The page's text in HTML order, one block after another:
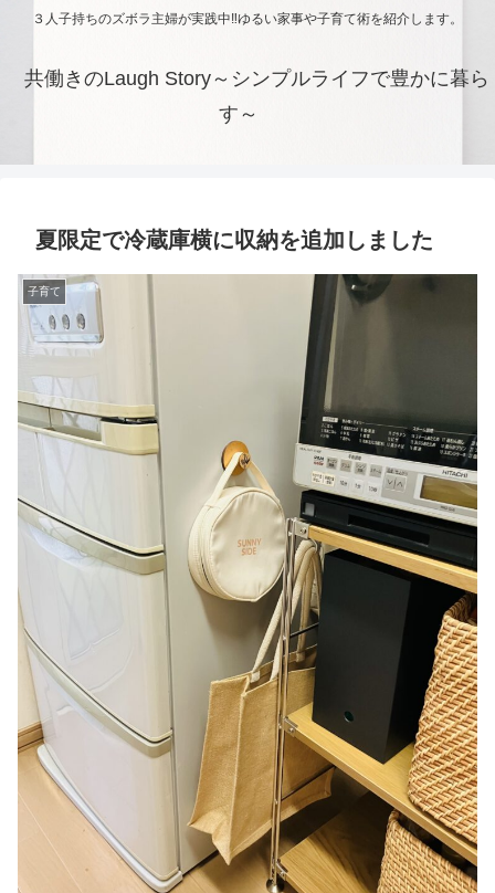
３人子持ちのズボラ主婦が実践中‼ゆるい家事や子育て術を紹介します。
共働きのLaugh Story～シンプルライフで豊かに暮ら
す～
夏限定で冷蔵庫横に収納を追加しました
子育て